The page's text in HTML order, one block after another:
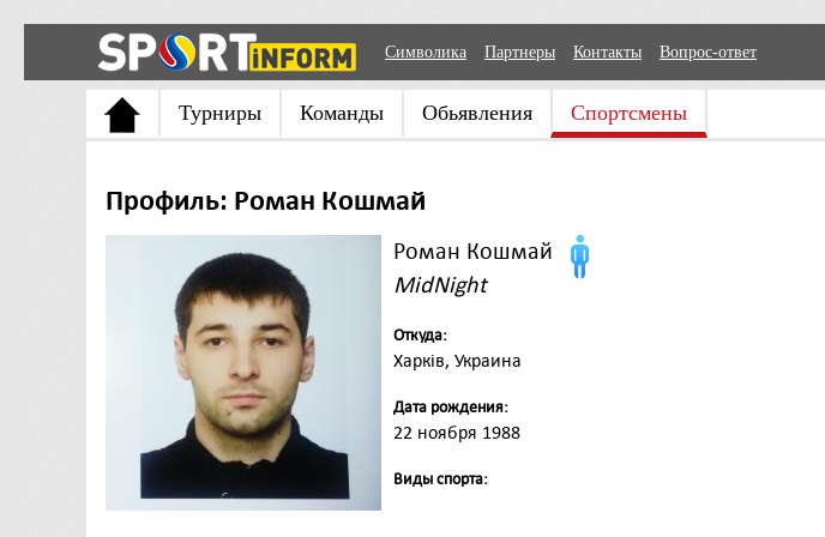
Символика Партнеры Контакты Вопрос-ответ
Турниры Команды Обьявления Спортсмены
Профиль: Роман Кошмай
Роман Кошмай
MidNight
Откуда:
Харків, Украина
Дата рождения:
22 ноября 1988
Виды спорта: